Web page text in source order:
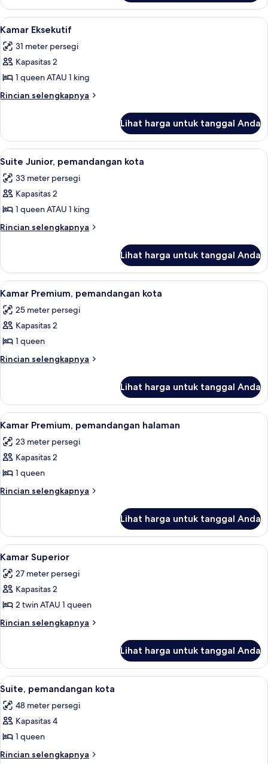
Kamar
Keluarga
Lihat
semua
foto
untuk
Kamar
Eksekutif
Kamar Eksekutif | Pemandangan dari
10
Kamar Eksekutif
31 meter persegi
Kapasitas 2
1 queen ATAU 1 king
Rincian selengkapnya
Rincian
Kamar
Eksekutif
Lihat harga untuk tanggal Anda
Lihat
semua
foto
untuk
Suite
Junior,
Suite Junior, pemandangan kota |
10
Suite Junior, pemandangan kota
33 meter persegi
Kapasitas 2
1 queen ATAU 1 king
Rincian selengkapnya
Rincian
Suite
Junior,
pemandangan
Lihat harga untuk tanggal Anda
Lihat
semua
foto
untuk
Kamar
Premium,
Seprai antialergi, brankas, meja
10
Kamar Premium, pemandangan kota
25 meter persegi
Kapasitas 2
1 queen
Rincian selengkapnya
Rincian
Kamar
Premium,
pemandangan
Lihat harga untuk tanggal Anda
Lihat
semua
foto
untuk
Kamar
Premium,
Seprai antialergi, brankas, meja
10
Kamar Premium, pemandangan halaman
23 meter persegi
Kapasitas 2
1 queen
Rincian selengkapnya
Rincian
Kamar
Premium,
pemandangan
Lihat harga untuk tanggal Anda
Lihat
semua
foto
untuk
Kamar
Superior
Kamar Superior | Seprai antialergi,
22
Kamar Superior
27 meter persegi
Kapasitas 2
2 twin ATAU 1 queen
Rincian selengkapnya
Rincian
Kamar
Superior
Lihat harga untuk tanggal Anda
Lihat
semua
foto
untuk
Suite,
pemandangan
Suite, pemandangan kota | Seprai
15
Suite, pemandangan kota
48 meter persegi
Kapasitas 4
1 queen
Rincian selengkapnya
Rincian